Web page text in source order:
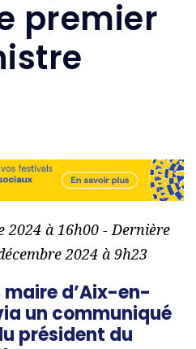
premier
2024 à 16h00 - Dernière
2024 à 9h23
d’Aix-en-
un communiqué
président du